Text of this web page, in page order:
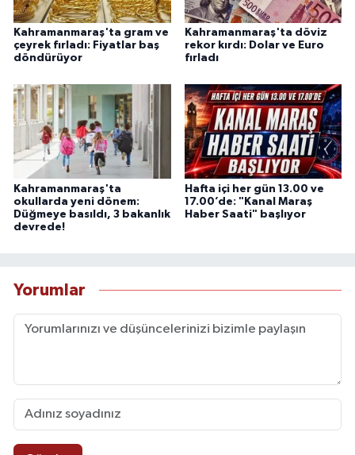
Kahramanmaraş'ta gram ve
çeyrek fırladı: Fiyatlar baş
döndürüyor
Kahramanmaraş'ta döviz
rekor kırdı: Dolar ve Euro
fırladı
Kahramanmaraş'ta
okullarda yeni dönem:
Düğmeye basıldı, 3 bakanlık
devrede!
Hafta içi her gün 13.00 ve
17.00’de: "Kanal Maraş
Haber Saati" başlıyor
Yorumlar